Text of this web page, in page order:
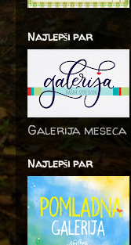
Najlepši par
Galerija meseca
Najlepši par